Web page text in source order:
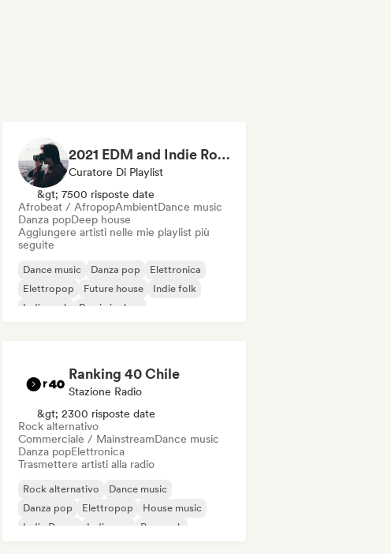
2021 EDM and Indie Rock
Curatore Di Playlist
&gt; 7500 risposte date
Afrobeat / AfropopAmbientDance music
Danza popDeep house
Aggiungere artisti nelle mie playlist più
seguite
Dance music Danza pop
Elettronica
Elettropop
Future house
Indie folk
Indie rock
Rap in inglese
Ranking 40 Chile
Stazione Radio
&gt; 2300 risposte date
Rock alternativo
Commerciale / MainstreamDance music
Danza popElettronica
Trasmettere artisti alla radio
Rock alternativo
Dance music
Danza pop
Elettropop
House music
Indie Dance
Indie pop Pop rock